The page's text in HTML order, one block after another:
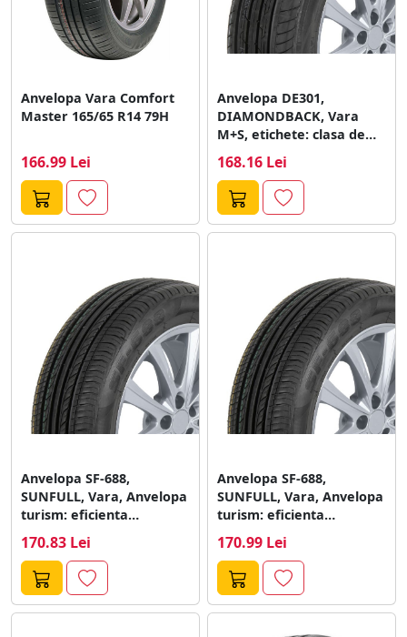
Anvelopa Vara Comfort
Master 165/65 R14 79H
166.99 Lei
Anvelopa DE301,
DIAMONDBACK, Vara
M+S, etichete: clasa de
168.16 Lei
Anvelopa SF-688,
SUNFULL, Vara, Anvelopa
turism: eficienta
teren...
170.83 Lei
Anvelopa SF-688,
SUNFULL, Vara, Anvelopa
turism: eficienta
teren...
170.99 Lei